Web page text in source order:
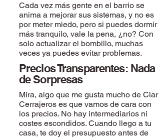
Cada vez más gente en el barrio se
anima a mejorar sus sistemas, y no es
por meter miedo, pero si puedes dormir
más tranquilo, vale la pena, ¿no? Con
solo actualizar el bombillo, muchas
veces ya puedes evitar problemas.
Precios Transparentes: Nada
de Sorpresas
Mira, algo que me gusta mucho de Clar
Cerrajeros es que vamos de cara con
los precios. No hay intermediarios ni
costes escondidos. Cuando llego a tu
casa, te doy el presupuesto antes de